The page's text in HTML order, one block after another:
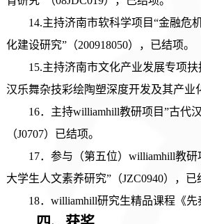
14.主持济南市软科学项目“金融危
化建设研究”（200918050），已结项。
15.主持济南市文化产业发展专项
汉乐舞杂技彩绘陶塑深度开发及其产业
16．主持williamhill教研项目”古代
（J0707）已结项。
17．参与（第五位）williamhill教
大学生人文素养研究”（JZC0940），已
18．williamhill研究生精品课程《先